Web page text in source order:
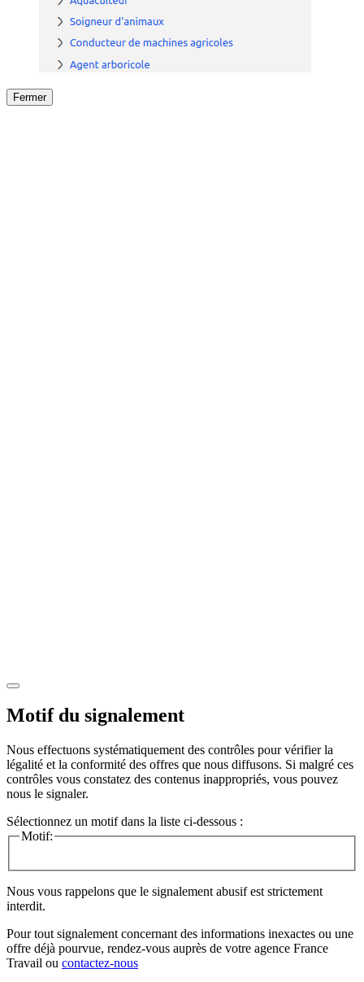
Fermer
Motif du signalement
Nous effectuons systématiquement des contrôles pour vérifier la
légalité et la conformité des offres que nous diffusons. Si malgré ces
contrôles vous constatez des contenus inappropriés, vous pouvez
nous le signaler.
Sélectionnez un motif dans la liste ci-dessous :
Motif:
Nous vous rappelons que le signalement abusif est strictement
interdit.
Pour tout signalement concernant des informations inexactes ou une
offre déjà pourvue, rendez-vous auprès de votre agence France
Travail ou contactez-nous